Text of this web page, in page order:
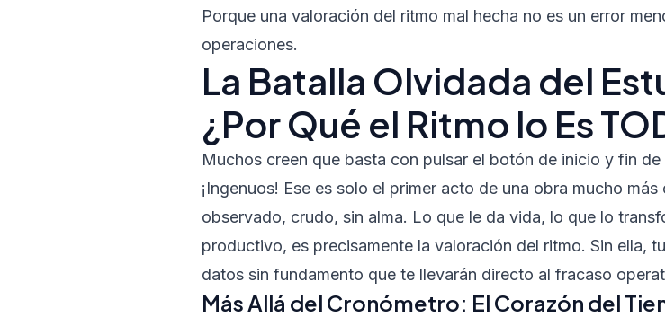
Porque una valoración del ritmo mal hecha no es un error
operaciones.
La Batalla Olvidada del
¿Por Qué el Ritmo lo Es
Muchos creen que basta con pulsar el botón de inicio y fin
¡Ingenuos! Ese es solo el primer acto de una obra mucho
observado, crudo, sin alma. Lo que le da vida, lo que lo
productivo, es precisamente la valoración del ritmo. Sin ella,
datos sin fundamento que te llevarán directo al fracaso
Más Allá del Cronómetro: El Corazón del